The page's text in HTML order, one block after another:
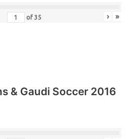
of 35 › »
& Gaudi Soccer 2016